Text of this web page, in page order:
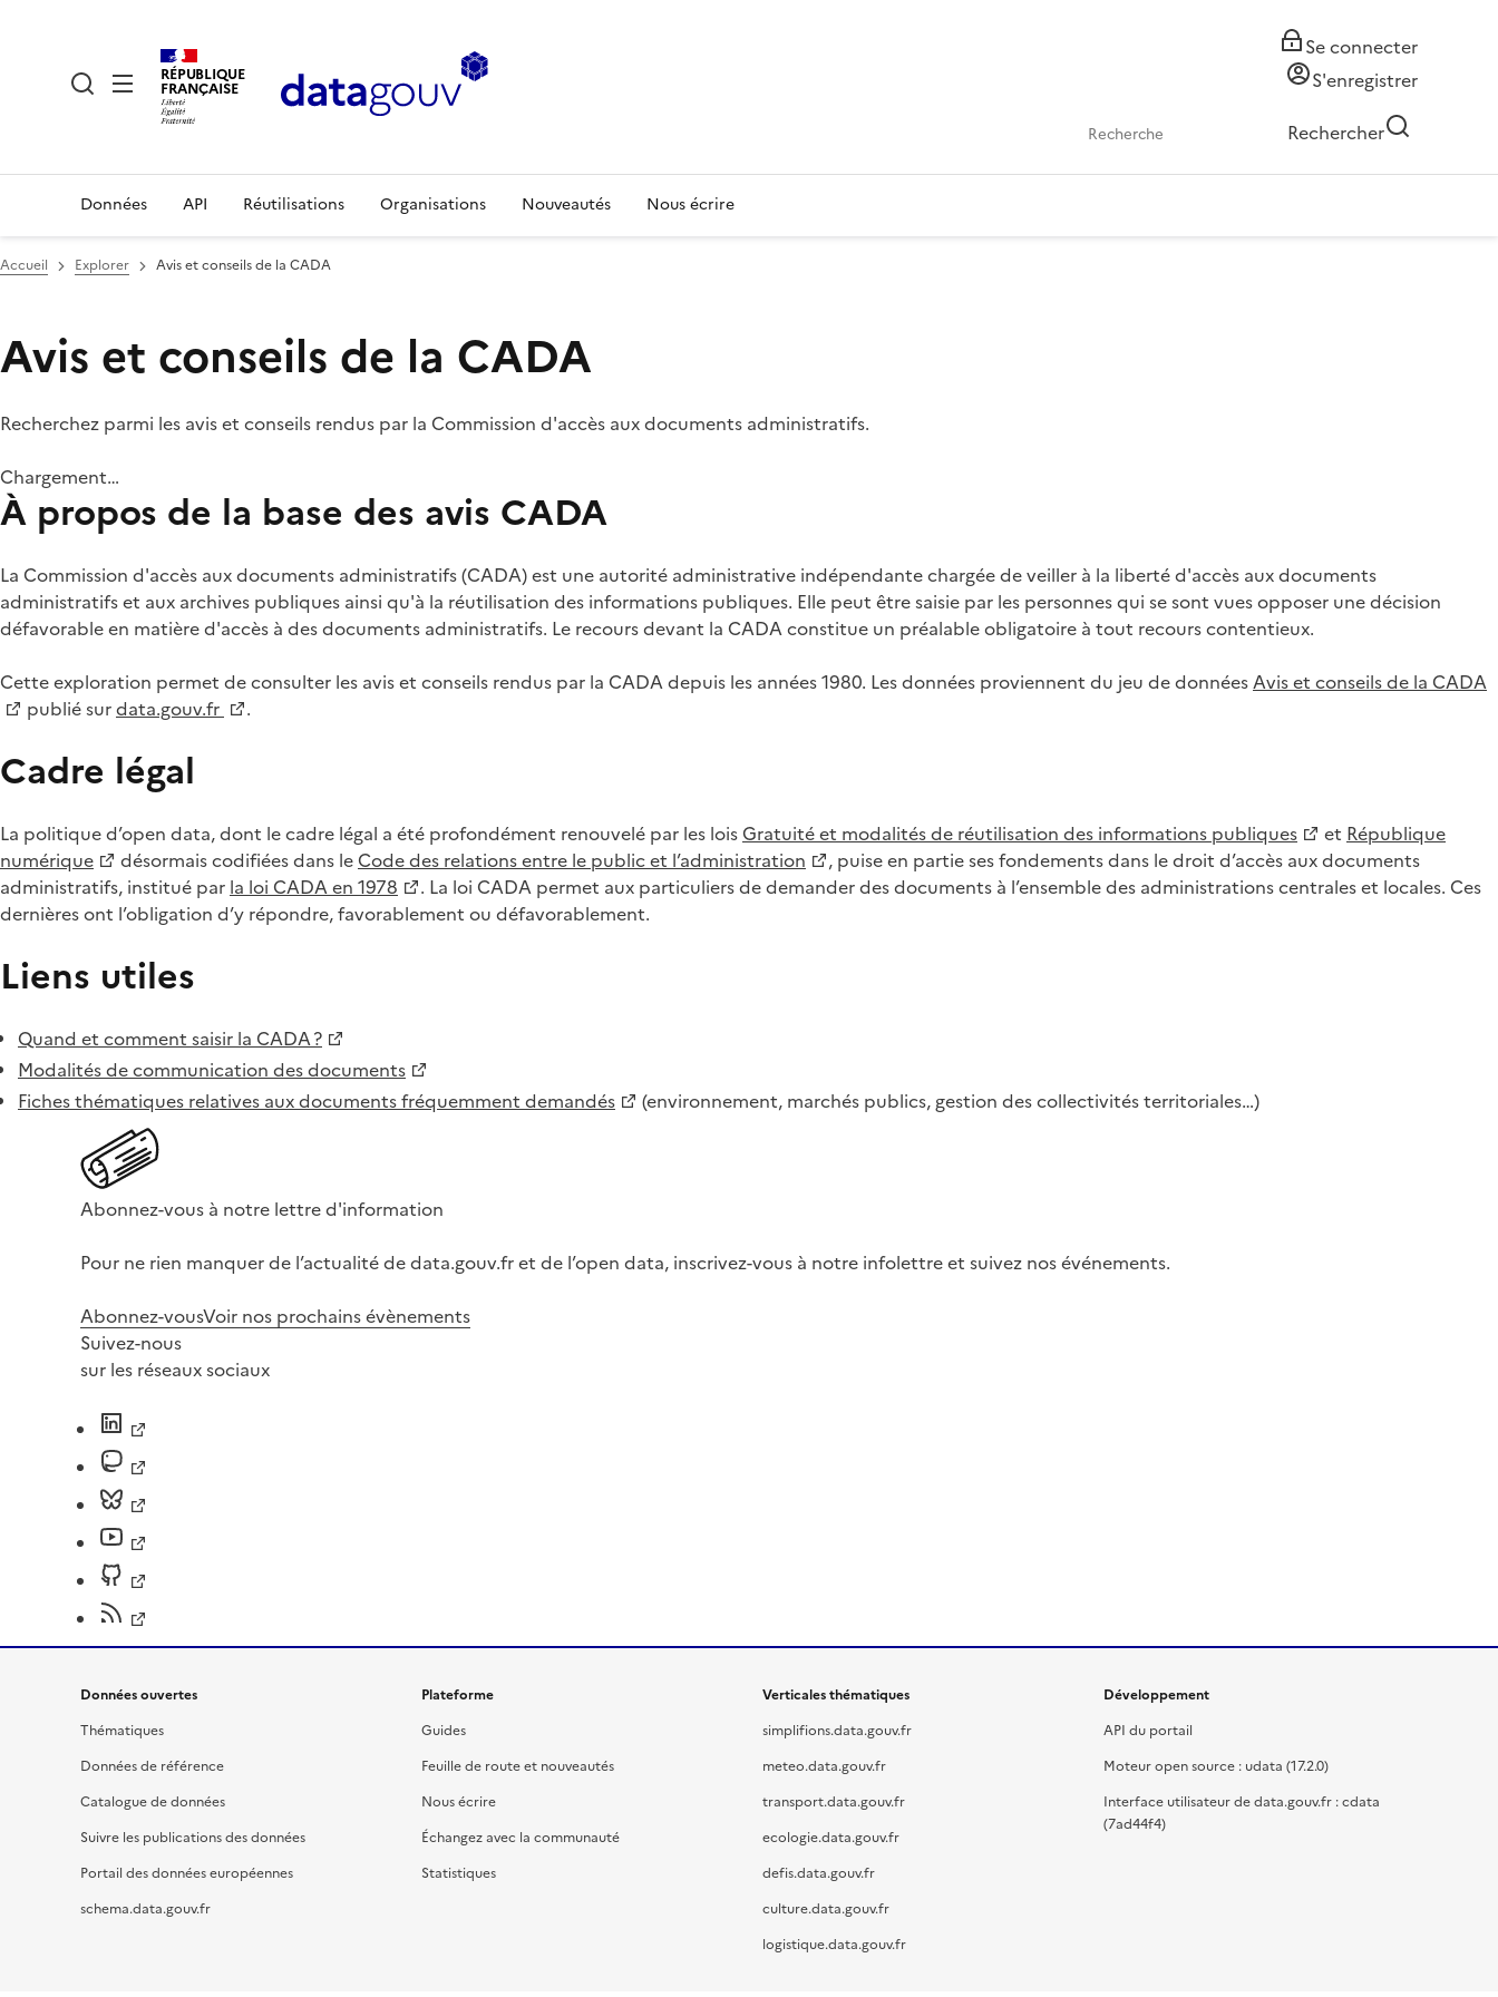
RÉPUBLIQUE
FRANÇAISE
Se connecter
S'enregistrer
Rechercher
Données API Réutilisations Organisations Nouveautés Nous écrire
Accueil Explorer Avis et conseils de la CADA
Avis et conseils de la CADA
Recherchez parmi les avis et conseils rendus par la Commission d'accès aux documents administratifs.
Chargement…
À propos de la base des avis CADA
La Commission d'accès aux documents administratifs (CADA) est une autorité administrative indépendante chargée de veiller à la liberté d'accès aux documents
administratifs et aux archives publiques ainsi qu'à la réutilisation des informations publiques. Elle peut être saisie par les personnes qui se sont vues opposer une décision
défavorable en matière d'accès à des documents administratifs. Le recours devant la CADA constitue un préalable obligatoire à tout recours contentieux.
Cette exploration permet de consulter les avis et conseils rendus par la CADA depuis les années 1980. Les données proviennent du jeu de donnéesAvis et conseils de la CADA
publié surdata.gouv.fr .
Cadre légal
La politique d’open data, dont le cadre légal a été profondément renouvelé par les loisGratuité et modalités de réutilisation des informations publiques et République
numérique
désormais codifiées dans le Code des relations entre le public et l’administration
, puise en partie ses fondements dans le droit d’accès aux documents
administratifs, institué par la loi CADA en 1978
. La loi CADA permet aux particuliers de demander des documents à l’ensemble des administrations centrales et locales. Ces
dernières ont l’obligation d’y répondre, favorablement ou défavorablement.
Liens utiles
Quand et comment saisir la CADA ?
Modalités de communication des documents
Fiches thématiques relatives aux documents fréquemment demandés
(environnement, marchés publics, gestion des collectivités territoriales…)
Abonnez-vous à notre lettre d'information
Pour ne rien manquer de l’actualité de data.gouv.fr et de l’open data, inscrivez-vous à notre infolettre et suivez nos événements.
Abonnez-vousVoir nos prochains évènements
Suivez-nous
sur les réseaux sociaux
Données ouvertes
Thématiques
Données de référence
Catalogue de données
Suivre les publications des données
Portail des données européennes
schema.data.gouv.fr
Plateforme
Guides
Feuille de route et nouveautés
Nous écrire
Échangez avec la communauté
Statistiques
Verticales thématiques
simplifions.data.gouv.fr
meteo.data.gouv.fr
transport.data.gouv.fr
ecologie.data.gouv.fr
defis.data.gouv.fr
culture.data.gouv.fr
logistique.data.gouv.fr
Développement
API du portail
Moteur open source : udata (17.2.0)
Interface utilisateur de data.gouv.fr : cdata
(7ad44f4)